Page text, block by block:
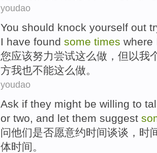
youdao
You should knock yourself out
I have found some times where
您应该努力尝试这么做 ， 但 以我
方我也不能这么做。
youdao
Ask if they might be willing to
or two and let them suggest
问他们是否愿意约时间谈谈，时
体时间。